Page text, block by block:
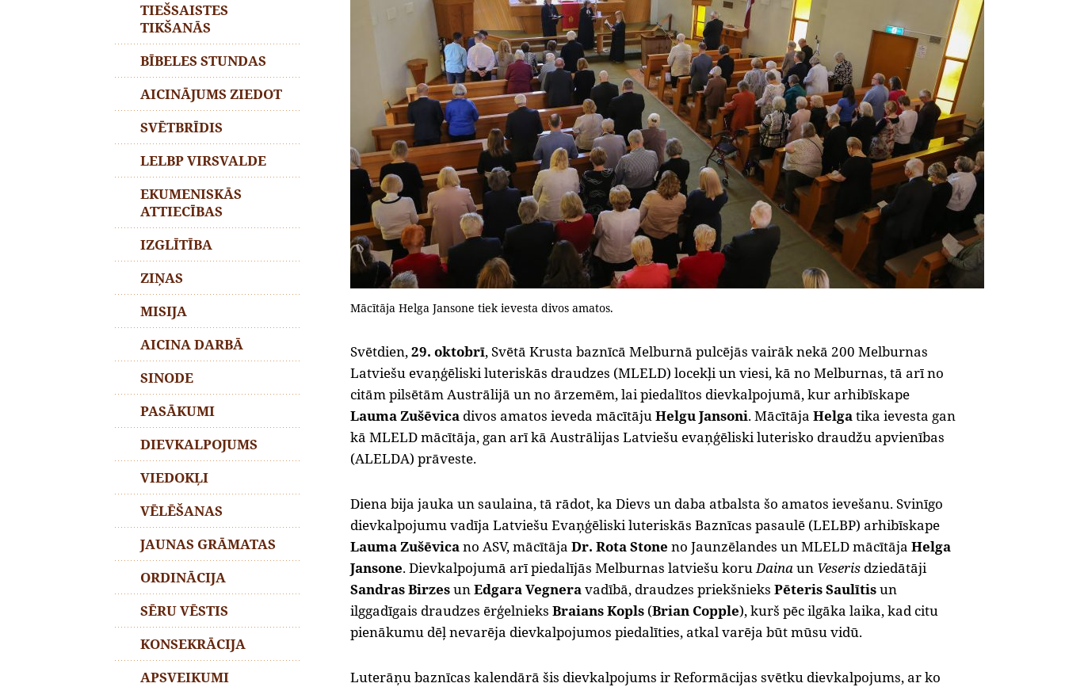
TIEŠSAISTES
TIKŠANĀS
BĪBELES STUNDAS
AICINĀJUMS ZIEDOT
SVĒTBRĪDIS
LELBP VIRSVALDE
EKUMENISKĀS
ATTIECĪBAS
IZGLĪTĪBA
ZIŅAS
MISIJA
AICINA DARBĀ
SINODE
PASĀKUMI
DIEVKALPOJUMS
VIEDOKĻI
VĒLĒŠANAS
JAUNAS GRĀMATAS
ORDINĀCIJA
SĒRU VĒSTIS
KONSEKRĀCIJA
APSVEIKUMI
Mācītāja Helga Jansone tiek ievesta divos amatos.
Svētdien,29. oktobrī, Svētā Krusta baznīcā Melburnā pulcējās vairāk nekā 200 Melburnas
Latviešu evaņģēliski luteriskās draudzes (MLELD) locekļi un viesi, kā no Melburnas, tā arī no
citām pilsētām Austrālijā un no ārzemēm, lai piedalītos dievkalpojumā, kur arhibīskape
Lauma Zušēvica divos amatos ieveda mācītājuHelgu Jansoni. Mācītāja Helgatika ievesta gan
kā MLELD mācītāja, gan arī kā Austrālijas Latviešu evaņģēliski luterisko draudžu apvienības
(ALELDA) prāveste.
Diena bija jauka un saulaina, tā rādot, ka Dievs un daba atbalsta šo amatos ievešanu. Svinīgo
dievkalpojumu vadīja Latviešu Evaņģēliski luteriskās Baznīcas pasaulē (LELBP) arhibīskape
Lauma Zušēvicano ASV, mācītāja Dr. Rota Stone no Jaunzēlandes un MLELD mācītāja Helga
Jansone. Dievkalpojumā arī piedalījās Melburnas latviešu koruDainaun Veseris dziedātāji
Sandras BirzesunEdgara Vegneravadībā, draudzes priekšnieks Pēteris Saulītisun
ilggadīgais draudzes ērģelnieks Braians Kopls (Brian Copple), kurš pēc ilgāka laika, kad citu
pienākumu dēļ nevarēja dievkalpojumos piedalīties, atkal varēja būt mūsu vidū.
Luterāņu baznīcas kalendārā šis dievkalpojums ir Reformācijas svētku dievkalpojums, ar ko